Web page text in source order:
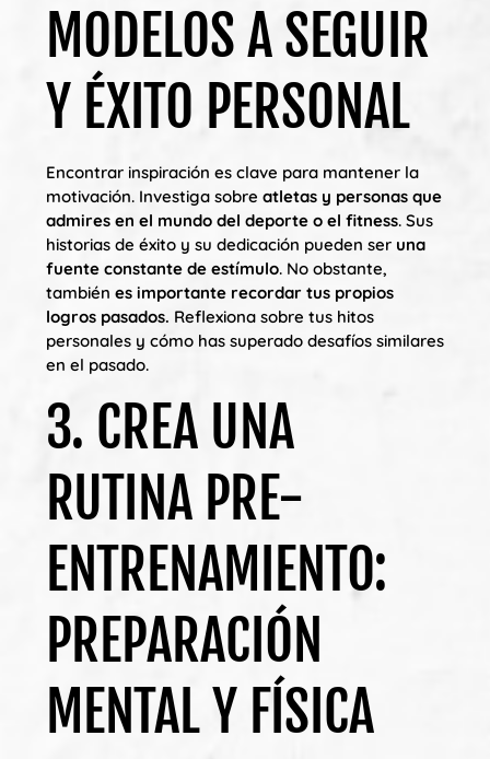
MODELOS A SEGUIR
Y ÉXITO PERSONAL
Encontrar inspiración es clave para mantener la
motivación. Investiga sobre atletas y personas que
admires en el mundo del deporte o el fitness. Sus
historias de éxito y su dedicación pueden ser una
fuente constante de estímulo. No obstante,
también es importante recordar tus propios
logros pasados. Reflexiona sobre tus hitos
personales y cómo has superado desafíos similares
en el pasado.
3. CREA UNA
RUTINA PRE-
ENTRENAMIENTO:
PREPARACIÓN
MENTAL Y FÍSICA